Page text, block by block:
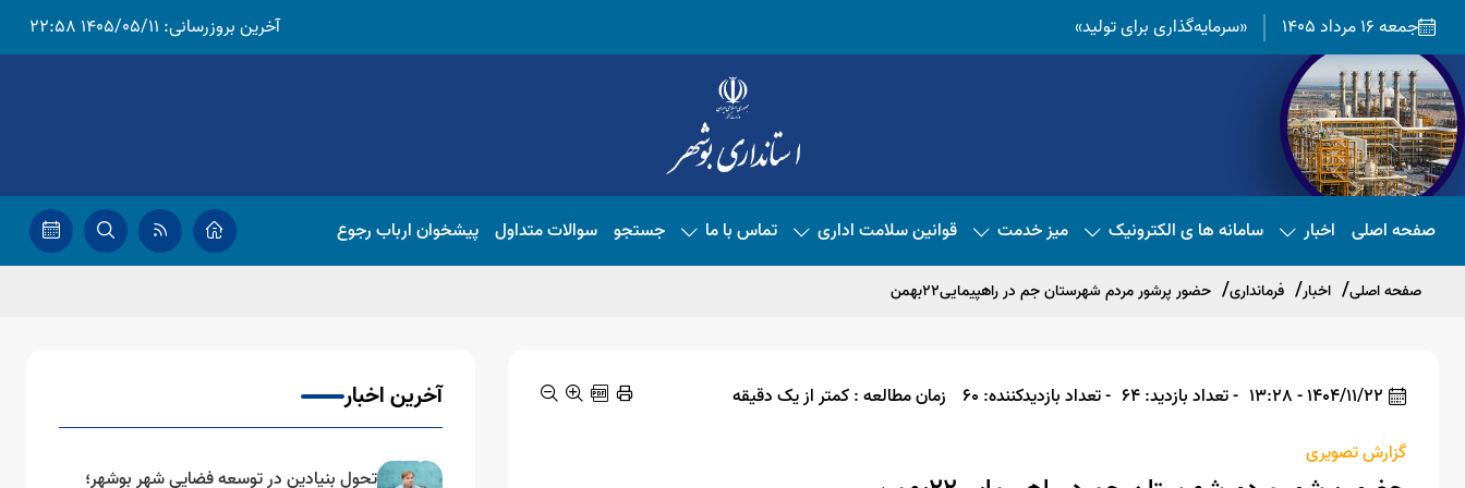
جمعه 16 مرداد 1405 «سرمایه‌گذاری برای تولید» آخرین بروزرسانی: 1405/05/11 22:58
صفحه اصلی اخبار سامانه ها ی الکترونیک میز خدمت قوانین سلامت اداری تماس با ما جستجو سوالات متداول پیشخوان ارباب رجوع
صفحه اصلی اخبار فرمانداری حضور پرشور مردم شهرستان جم در راهپیمایی۲۲بهمن
1404/11/22 - 13:28 - تعداد بازدید: 64 - تعداد بازدیدکننده: 60
زمان مطالعه : کمتر از یک دقیقه
گزارش تصویری
آخرین اخبار
تحول بنیادین در توسعه فضایی شهر بوشهر؛